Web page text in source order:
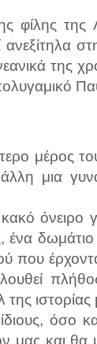
της
ανεξίτηλα
της
μέρος
μια
όνειρο
ένα
που
της ιστορίας
όσο